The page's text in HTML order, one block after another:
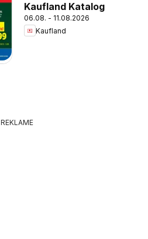
Kaufland Katalog
06.08. - 11.08.2026
Kaufland
REKLAME